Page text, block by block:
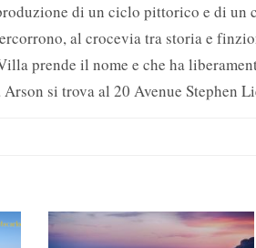
di un ciclo pittorico e di
al crocevia tra storia e
prende il nome e che ha
si trova al 20 Avenue Stephen